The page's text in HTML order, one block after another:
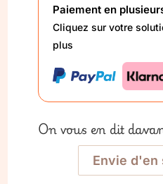
Pro
Paiement en
Cliquez sur votre
plus
On vous en dit
Envie d'en